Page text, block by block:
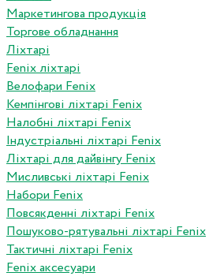
Маркетингова продукція
Торгове обладнання
Ліхтарі
Fenix ліхтарі
Велофари Fenix
Кемпінгові ліхтарі Fenix
Налобні ліхтарі Fenix
Індустріальні ліхтарі Fenix
Ліхтарі для дайвінгу Fenix
Мисливські ліхтарі Fenix
Набори Fenix
Повсякденні ліхтарі Fenix
Пошуково-рятувальні ліхтарі Fenix
Тактичні ліхтарі Fenix
Fenix аксесуари